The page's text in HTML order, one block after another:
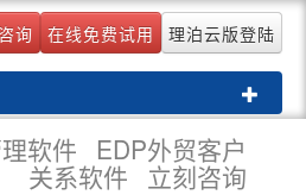
询 在线免费试用 理泊云版登陆
Toggle
软件 EDP外贸客户
关系软件 立刻咨询